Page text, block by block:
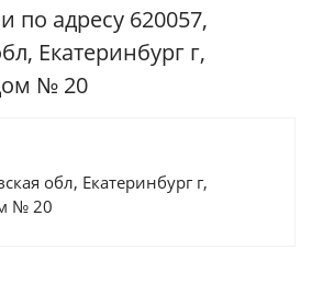
по адресу 620057,
Екатеринбург г,
№ 20
обл, Екатеринбург г,
№ 20